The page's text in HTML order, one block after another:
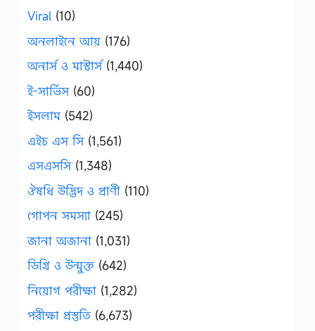
Viral (10)
অনলাইনে আয় (176)
অনার্স ও মাস্টার্স(1,440)
ই-সার্ভিস(60)
ইসলাম(542)
এইচ এস সি(1,561)
এসএসসি(1,348)
ঔষধি উদ্ভিদ ও প্রাণী (110)
গোপন সমস্যা (245)
জানা অজানা (1,031)
ডিগ্রি ও উন্মুক্ত (642)
নিয়োগ পরীক্ষা (1,282)
পরীক্ষা প্রস্তুতি (6,673)